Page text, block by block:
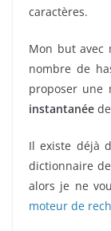
caractères.
Mon but avec
nombre de
proposer une
instantanée
Il existe déjà
dictionnaire
alors je ne
moteur de